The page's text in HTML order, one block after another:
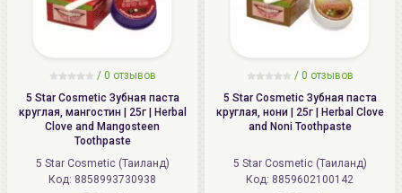
/ 0 отзывов
5 Star Cosmetic Зубная паста
круглая, мангостин | 25г | Herbal
Clove and Mangosteen
Toothpaste
5 Star Cosmetic (Таиланд)
Код: 8858993730938
/ 0 отзывов
5 Star Cosmetic Зубная паста
круглая, нони | 25г | Herbal Clove
and Noni Toothpaste
5 Star Cosmetic (Таиланд)
Код: 8859602100142